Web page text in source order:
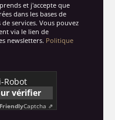
et j'accepte que
dans les bases de
services. Vous pouvez
via le lien de
newsletters. Politique
Robot
vérifier
FriendlyCaptcha ⇗